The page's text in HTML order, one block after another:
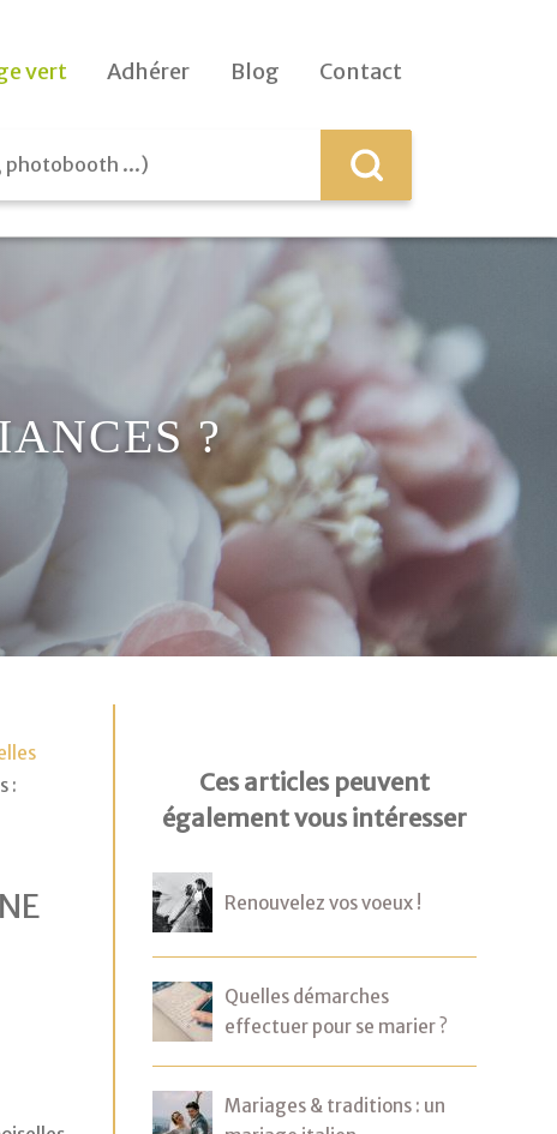
vert Adhérer Blog Contact
?
:
Ces articles peuvent
également vous intéresser
Renouvelez vos voeux !
Quelles démarches
effectuer pour se marier ?
Mariages & traditions : un